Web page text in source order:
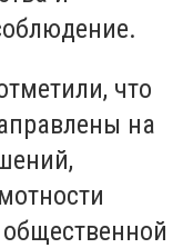
что
на